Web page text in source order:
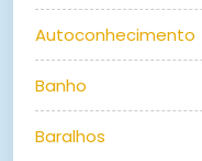
Autoconhecimento
Banho
Baralhos